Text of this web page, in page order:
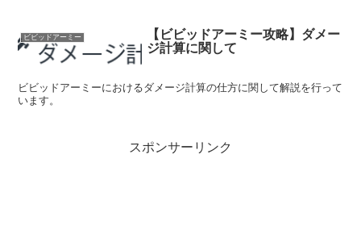
ビビッドアーミー
【ビビッドアーミー攻略】ダメー
ジ計算に関して
ビビッドアーミーにおけるダメージ計算の仕方に関して解説を行って
います。
スポンサーリンク